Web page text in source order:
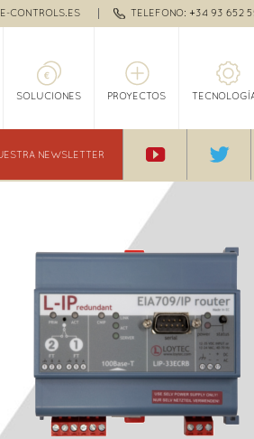
CONTROLS.ES TELEFONO: +34 93 652
SOLUCIONES PROYECTOS
NEWSLETTER